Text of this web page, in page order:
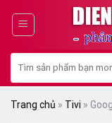
kiếm:
Trang chủ » Tivi »